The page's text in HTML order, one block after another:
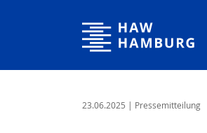
Hochschule für Angewandte
23.06.2025 | Pressemitteilung